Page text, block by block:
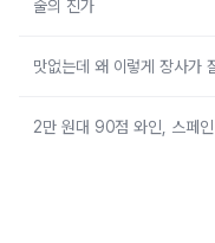
술의 진가
맛없는데 왜 이렇게 장사가
2만 원대 90점 와인, 스페